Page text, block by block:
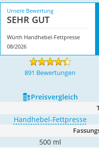
Unsere Bewertung
SEHR GUT
Würth Handhebel-Fettpresse
08/2026
891 Bewertungen
Preis­vergleich
Handhebel-Fettpresse
500 ml